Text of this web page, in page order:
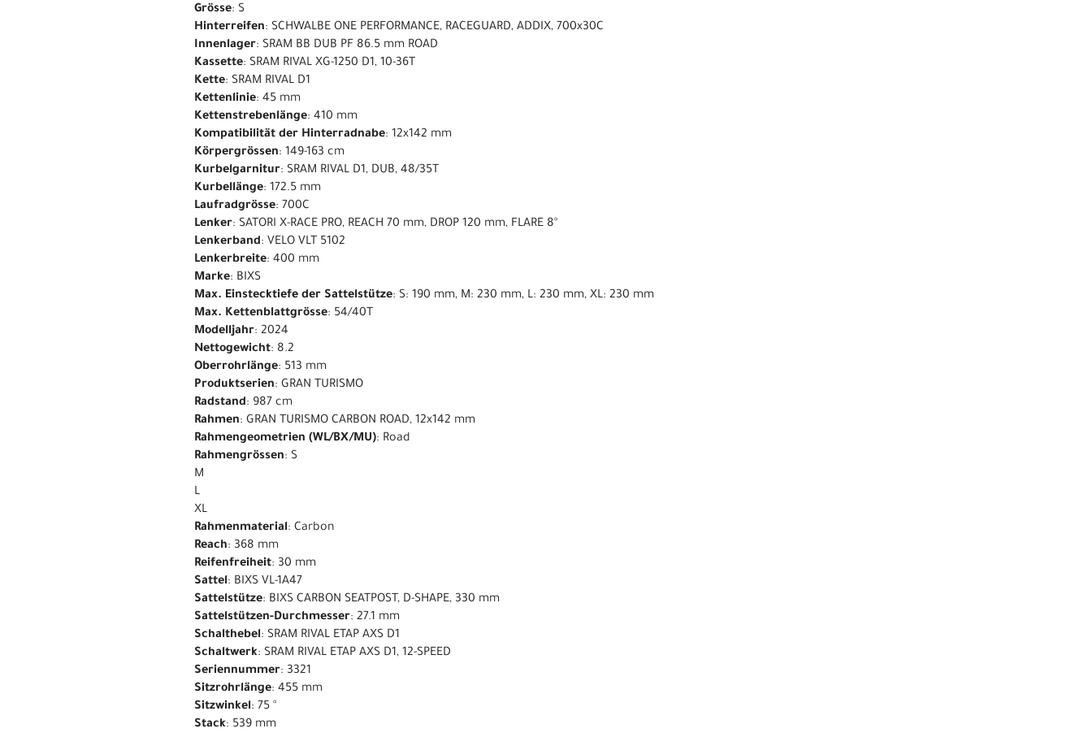
Grösse: S
Hinterreifen: SCHWALBE ONE PERFORMANCE, RACEGUARD, ADDIX, 700x30C
Innenlager: SRAM BB DUB PF 86.5 mm ROAD
Kassette: SRAM RIVAL XG-1250 D1, 10-36T
Kette: SRAM RIVAL D1
Kettenlinie: 45 mm
Kettenstrebenlänge: 410 mm
Kompatibilität der Hinterradnabe: 12x142 mm
Körpergrössen: 149-163 cm
Kurbelgarnitur: SRAM RIVAL D1, DUB, 48/35T
Kurbellänge: 172.5 mm
Laufradgrösse: 700C
Lenker: SATORI X-RACE PRO, REACH 70 mm, DROP 120 mm, FLARE 8°
Lenkerband: VELO VLT 5102
Lenkerbreite: 400 mm
Marke: BIXS
Max. Einstecktiefe der Sattelstütze: S: 190 mm, M: 230 mm, L: 230 mm, XL: 230 mm
Max. Kettenblattgrösse: 54/40T
Modelljahr: 2024
Nettogewicht: 8.2
Oberrohrlänge: 513 mm
Produktserien: GRAN TURISMO
Radstand: 987 cm
Rahmen: GRAN TURISMO CARBON ROAD, 12x142 mm
Rahmengeometrien (WL/BX/MU): Road
Rahmengrössen: S
M
L
XL
Rahmenmaterial: Carbon
Reach: 368 mm
Reifenfreiheit: 30 mm
Sattel: BIXS VL-1A47
Sattelstütze: BIXS CARBON SEATPOST, D-SHAPE, 330 mm
Sattelstützen-Durchmesser: 27.1 mm
Schalthebel: SRAM RIVAL ETAP AXS D1
Schaltwerk: SRAM RIVAL ETAP AXS D1, 12-SPEED
Seriennummer: 3321
Sitzrohrlänge: 455 mm
Sitzwinkel: 75 °
Stack: 539 mm